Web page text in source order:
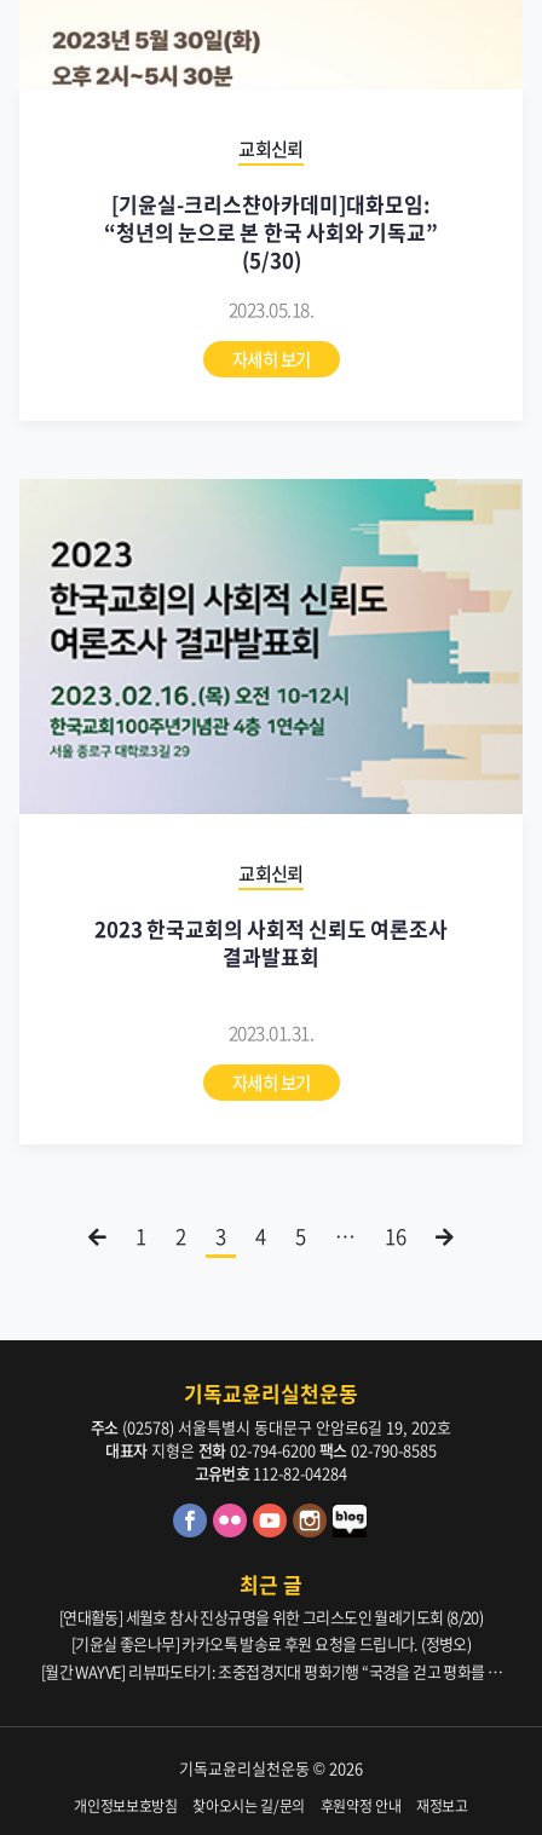
교회신뢰
[기윤실-크리스챤아카데미]대화모임:
“청년의 눈으로 본 한국 사회와 기독교”
(5/30)
2023.05.18.
자세히 보기
교회신뢰
2023 한국교회의 사회적 신뢰도 여론조사
결과발표회
2023.01.31.
자세히 보기
1 2 3 4 5 … 16
기독교윤리실천운동
주소 (02578) 서울특별시 동대문구 안암로6길 19, 202호
대표자지형은 전화02-794-6200팩스 02-790-8585
고유번호 112-82-04284
최근 글
[연대활동] 세월호 참사 진상규명을 위한 그리스도인 월례기도회 (8/20)
[기윤실 좋은나무] 카카오톡 발송료 후원 요청을 드립니다. (정병오)
[월간 WAYVE] 리뷰파도타기: 조중접경지대 평화기행 “국경을 걷고 평화를 생
기독교윤리실천운동 © 2026
개인정보보호방침 찾아오시는 길/문의 후원약정 안내 재정보고